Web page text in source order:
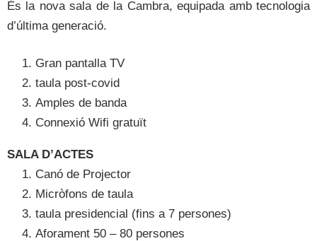
És la nova sala de la Cambra, equipada amb tecnologia
d’última generació.
Gran pantalla TV
taula post-covid
Amples de banda
Connexió Wifi gratuït
SALA D’ACTES
Canó de Projector
Micròfons de taula
taula presidencial (fins a 7 persones)
Aforament 50 – 80 persones